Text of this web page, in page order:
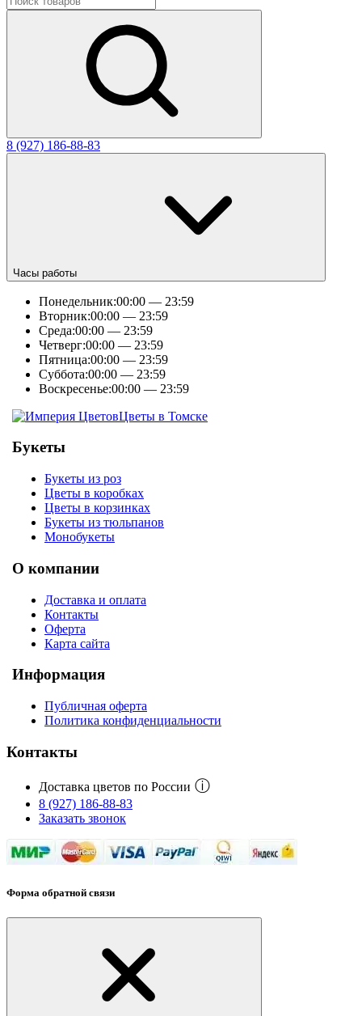
8 (927) 186-88-83
Часы работы
Понедельник:00:00 — 23:59
Вторник:00:00 — 23:59
Среда:00:00 — 23:59
Четверг:00:00 — 23:59
Пятница:00:00 — 23:59
Суббота:00:00 — 23:59
Воскресенье:00:00 — 23:59
Цветы в Томске
Букеты
Букеты из роз
Цветы в коробках
Цветы в корзинках
Букеты из тюльпанов
Монобукеты
О компании
Доставка и оплата
Контакты
Оферта
Карта сайта
Информация
Публичная оферта
Политика конфиденциальности
Контакты
Доставка цветов по России ⓘ
8 (927) 186-88-83
Заказать звонок
Форма обратной связи